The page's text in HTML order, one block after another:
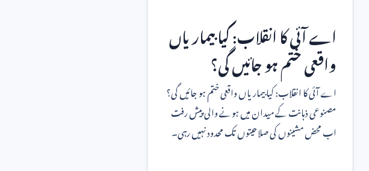
اے آئی کا انقلاب: کیا بیماریاں
واقعی ختم ہو جائیں گی؟
اے آئی کا انقلاب: کیا بیماریاں واقعی ختم ہو جائیں گی؟
مصنوعی ذہانت کے میدان میں ہونے والی پیش رفت
اب محض مشینوں کی صلاحیتوں تک محدود نہیں رہی۔